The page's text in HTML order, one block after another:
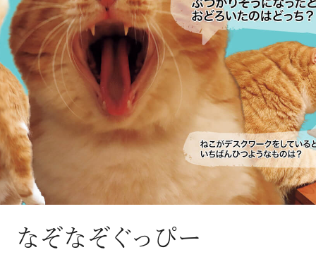
のタブロイドマガジンのご案内もあり、送付手数料のみを
ご負担いただくことでお手元で『AdvancedTime』をお楽し
みいただけます。
登録は無料です。
一緒に『AdvancedTime』を楽しみましょう！
会員登録をする
なぞなぞぐっぴー